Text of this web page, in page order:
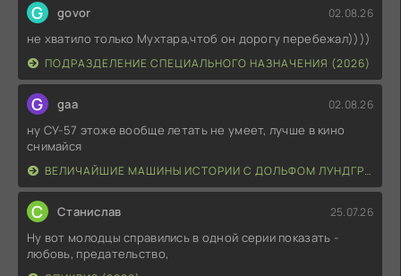
G govor 02.08.26
не хватило только Мухтара,чтоб он дорогу перебежал))))
ПОДРАЗДЕЛЕНИЕ СПЕЦИАЛЬНОГО НАЗНАЧЕНИЯ (2026)
G gaa 02.08.26
ну СУ-57 этоже вообще летать не умеет, лучше в кино
снимайся
ВЕЛИЧАЙШИЕ МАШИНЫ ИСТОРИИ С ДОЛЬФОМ ЛУНДГРЕНОМ (2026)
С Станислав 25.07.26
Ну вот молодцы справились в одной серии показать -
любовь, предательство,